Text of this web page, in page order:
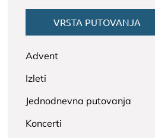
VRSTA PUTOVANJA
Advent
Izleti
Jednodnevna putovanja
Koncerti